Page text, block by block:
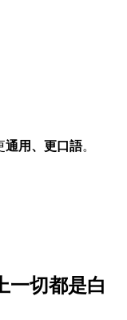
通用、更口語。
一切都是白